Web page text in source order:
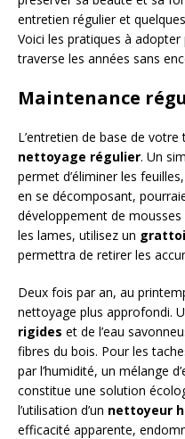
entretien régulier et
Voici les pratiques à
traverse les années sans
Maintenance
L’entretien de base de
nettoyage régulier. Un
permet d’éliminer les
en se décomposant,
développement de
les lames, utilisez un
permettra de retirer les
Deux fois par an, au
nettoyage plus approfondi.
rigides et de l’eau
fibres du bois. Pour les
par l’humidité, un mélange
constitue une solution
l’utilisation d’un nettoyeur
efficacité apparente,